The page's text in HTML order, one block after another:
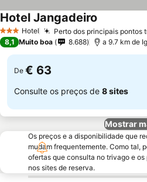
3 EstrelasHotel Perto dos principais pontos
Hotel Jangadeiro
8,1 Muito boa 8.688 a 9.7 km de
De € 63
Consulte os preços de 8 sites
Mostrar
Os preços e a disponibilidade que
mudam frequentemente. Como tal,
ofertas que consulta no trivago e
nos sites de reserva.